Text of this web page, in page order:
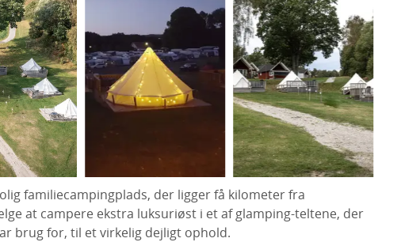
familiecampingplads, der ligger få kilometer fra
at campere ekstra luksuriøst i et af glamping-teltene, der
brug for, til et virkelig dejligt ophold.